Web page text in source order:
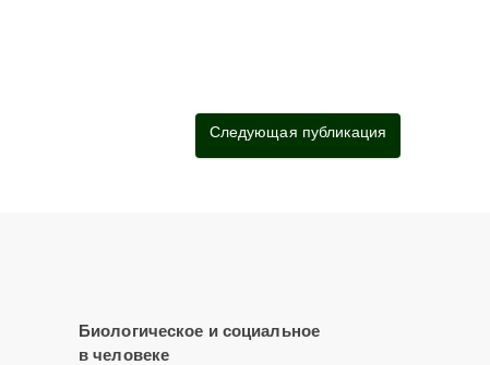
Следующая публикация
Биологическое и социальное
в человеке